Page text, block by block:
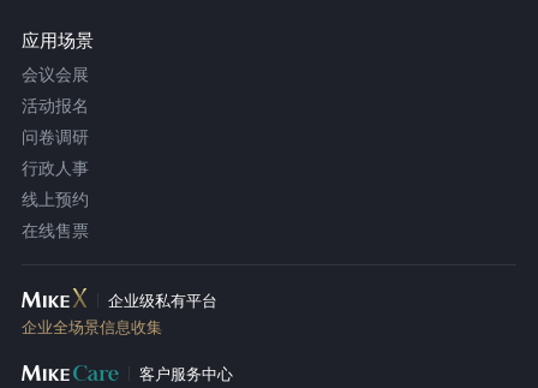
应用场景
会议会展
活动报名
问卷调研
行政人事
线上预约
在线售票
企业级私有平台
企业全场景信息收集
客户服务中心